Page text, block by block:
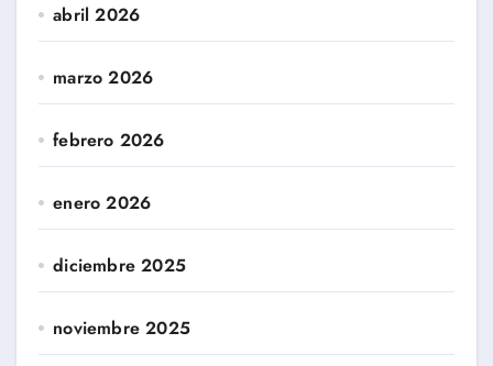
abril 2026
marzo 2026
febrero 2026
enero 2026
diciembre 2025
noviembre 2025